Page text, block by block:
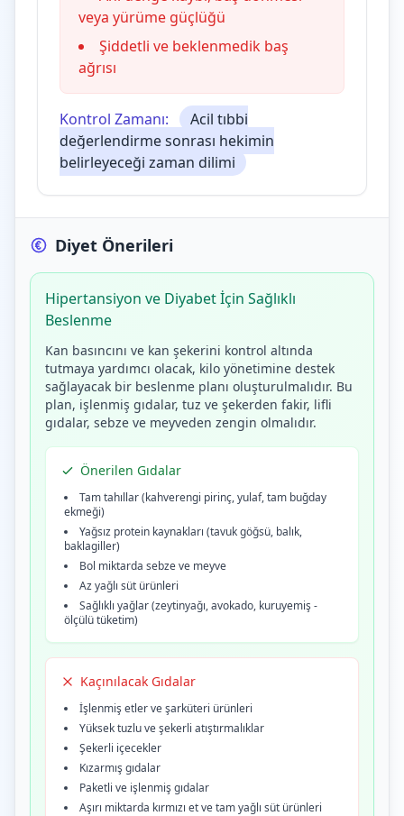
veya yürüme güçlüğü
Şiddetli ve beklenmedik baş
ağrısı
Kontrol Zamanı:
Acil tıbbi
değerlendirme sonrası hekimin
belirleyeceği zaman dilimi
Diyet Önerileri
Hipertansiyon ve Diyabet İçin Sağlıklı
Beslenme
Kan basıncını ve kan şekerini kontrol altında
tutmaya yardımcı olacak, kilo yönetimine destek
sağlayacak bir beslenme planı oluşturulmalıdır. Bu
plan, işlenmiş gıdalar, tuz ve şekerden fakir, lifli
gıdalar, sebze ve meyveden zengin olmalıdır.
Önerilen Gıdalar
Tam tahıllar (kahverengi pirinç, yulaf, tam buğday
ekmeği)
Yağsız protein kaynakları (tavuk göğsü, balık,
baklagiller)
Bol miktarda sebze ve meyve
Az yağlı süt ürünleri
Sağlıklı yağlar (zeytinyağı, avokado, kuruyemiş -
ölçülü tüketim)
Kaçınılacak Gıdalar
İşlenmiş etler ve şarküteri ürünleri
Yüksek tuzlu ve şekerli atıştırmalıklar
Şekerli içecekler
Kızarmış gıdalar
Paketli ve işlenmiş gıdalar
Aşırı miktarda kırmızı et ve tam yağlı süt ürünleri